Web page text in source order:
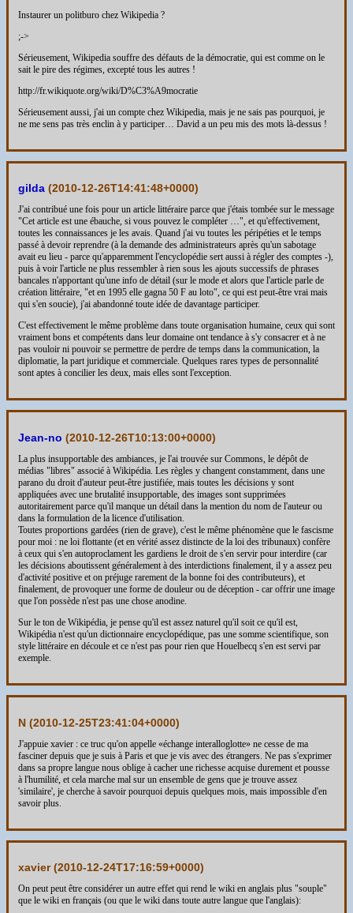
Instaurer un politburo chez Wikipedia ?
;->
Sérieusement, Wikipedia souffre des défauts de la démocratie, qui est comme on le
sait le pire des régimes, excepté tous les autres !
http://fr.wikiquote.org/wiki/D%C3%A9mocratie
Sérieusement aussi, j'ai un compte chez Wikipedia, mais je ne sais pas pourquoi, je
ne me sens pas très enclin à y participer… David a un peu mis des mots là-dessus !
gilda (2010-12-26T14:41:48+0000)
J'ai contribué une fois pour un article littéraire parce que j'étais tombée sur le message
"Cet article est une ébauche, si vous pouvez le compléter …", et qu'effectivement,
toutes les connaissances je les avais. Quand j'ai vu toutes les péripéties et le temps
passé à devoir reprendre (à la demande des administrateurs après qu'un sabotage
avait eu lieu - parce qu'apparemment l'encyclopédie sert aussi à régler des comptes -),
puis à voir l'article ne plus ressembler à rien sous les ajouts successifs de phrases
bancales n'apportant qu'une info de détail (sur le mode et alors que l'article parle de
création littéraire, "et en 1995 elle gagna 50 F au loto", ce qui est peut-être vrai mais
qui s'en soucie), j'ai abandonné toute idée de davantage participer.
C'est effectivement le même problème dans toute organisation humaine, ceux qui sont
vraiment bons et compétents dans leur domaine ont tendance à s'y consacrer et à ne
pas vouloir ni pouvoir se permettre de perdre de temps dans la communication, la
diplomatie, la part juridique et commerciale. Quelques rares types de personnalité
sont aptes à concilier les deux, mais elles sont l'exception.
Jean-no (2010-12-26T10:13:00+0000)
La plus insupportable des ambiances, je l'ai trouvée sur Commons, le dépôt de
médias "libres" associé à Wikipédia. Les règles y changent constamment, dans une
parano du droit d'auteur peut-être justifiée, mais toutes les décisions y sont
appliquées avec une brutalité insupportable, des images sont supprimées
autoritairement parce qu'il manque un détail dans la mention du nom de l'auteur ou
dans la formulation de la licence d'utilisation.
Toutes proportions gardées (rien de grave), c'est le même phénomène que le fascisme
pour moi : ne loi flottante (et en vérité assez distincte de la loi des tribunaux) confère
à ceux qui s'en autoproclament les gardiens le droit de s'en servir pour interdire (car
les décisions aboutissent généralement à des interdictions finalement, il y a assez peu
d'activité positive et on préjuge rarement de la bonne foi des contributeurs), et
finalement, de provoquer une forme de douleur ou de déception - car offrir une image
que l'on possède n'est pas une chose anodine.
Sur le ton de Wikipédia, je pense qu'il est assez naturel qu'il soit ce qu'il est,
Wikipédia n'est qu'un dictionnaire encyclopédique, pas une somme scientifique, son
style littéraire en découle et ce n'est pas pour rien que Houelbecq s'en est servi par
exemple.
N (2010-12-25T23:41:04+0000)
J'appuie xavier : ce truc qu'on appelle «échange interalloglotte» ne cesse de ma
fasciner depuis que je suis à Paris et que je vis avec des étrangers. Ne pas s'exprimer
dans sa propre langue nous oblige à cacher une richesse acquise durement et pousse
à l'humilité, et cela marche mal sur un ensemble de gens que je trouve assez
'similaire', je cherche à savoir pourquoi depuis quelques mois, mais impossible d'en
savoir plus.
xavier (2010-12-24T17:16:59+0000)
On peut peut être considérer un autre effet qui rend le wiki en anglais plus "souple"
que le wiki en français (ou que le wiki dans toute autre langue que l'anglais):